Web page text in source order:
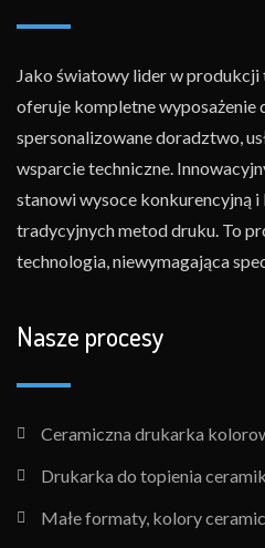
Jako światowy lider w
oferuje kompletne wyposażenie
spersonalizowane doradztwo,
wsparcie techniczne.
stanowi wysoce konkurencyjną
tradycyjnych metod druku. To
technologia, niewymagająca
Nasze procesy
Ceramiczna drukarka
Drukarka do topienia
Małe formaty, kolory